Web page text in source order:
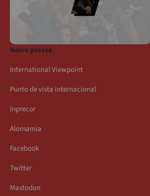
Notre presse
International Viewpoint
Punto de vista internacional
Inprecor
Alomamia
Facebook
Twitter
Mastodon